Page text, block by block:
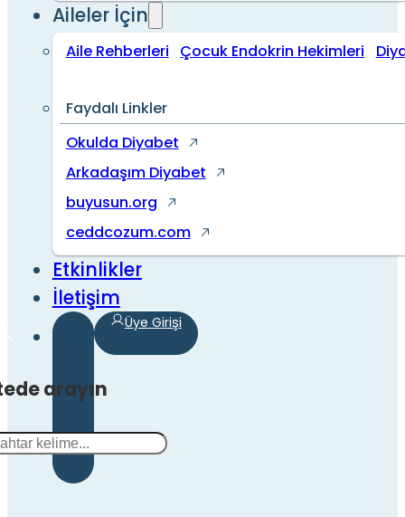
Aileler İçin
Aile Rehberleri Çocuk Endokrin Hekimleri
Faydalı Linkler
Okulda Diyabet
Arkadaşım Diyabet
buyusun.org
ceddcozum.com
Etkinlikler
İletişim
arayın
Üye Girişi